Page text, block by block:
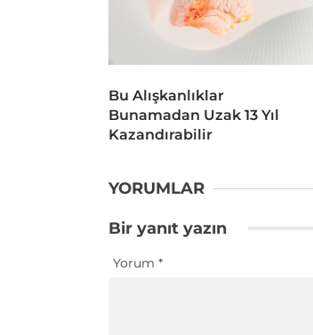
Bu Alışkanlıklar
Bunamadan Uzak 13 Yıl
Kazandırabilir
YORUMLAR
Bir yanıt yazın
Yorum *